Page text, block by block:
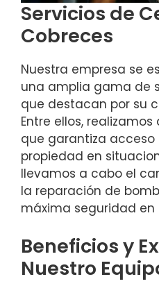
Servicios de
Cobreces
Nuestra empresa se
una amplia gama de
que destacan por su
Entre ellos,
que garantiza acceso
propiedad en
llevamos a cabo el
la reparación de
máxima seguridad en
Beneficios y
Nuestro